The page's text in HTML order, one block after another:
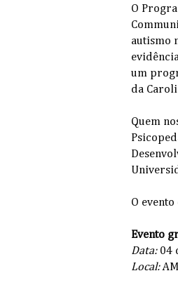
O
autismo
um
da
Quem
O
Evento
Data: 04
Local: